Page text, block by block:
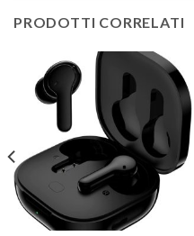
PRODOTTI CORRELATI